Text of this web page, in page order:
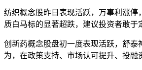
纺织概念股昨日表现活跃，万事利涨
质白马标的显著超跌，建议投资者敢于
创新药概念股盘初一度表现活跃，舒泰
为，在政策支持、市场认可提升、投融